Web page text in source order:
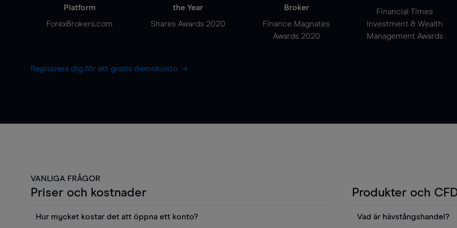
Platform
ForexBrokers.com
the Year
Shares Awards 2020
Broker
Finance Magnates
Awards 2020
Financial Times
Investment & Wealth
Management Awards
Registrera dig för ett gratis demokonto
VANLIGA FRÅGOR
Priser och kostnader
Hur mycket kostar det att öppna ett konto?
Produkter och
Vad är hävstångshandel?